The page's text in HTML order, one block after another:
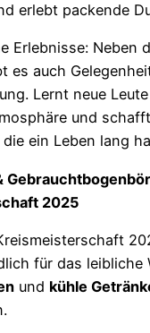
erlebt packende
Erlebnisse: Neben
es auch
Lernt neue
und schafft
ein Leben lang
2025
für das leibliche
und kühle